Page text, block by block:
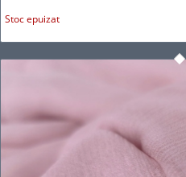
Stoc epuizat